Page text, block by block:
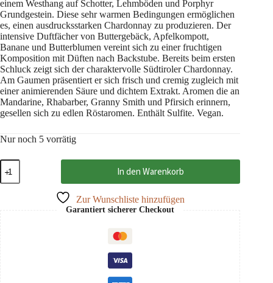
CHF 30.50
CHF 24.40.
einem Westhang auf Schotter, Lehmböden und Porphyr
Grundgestein. Diese sehr warmen Bedingungen ermöglichen
es, einen ausdrucksstarken Chardonnay zu produzieren. Der
intensive Duftfächer von Buttergebäck, Apfelkompott,
Banane und Butterblumen vereint sich zu einer fruchtigen
Komposition mit Düften nach Backstube. Bereits beim ersten
Schluck zeigt sich der charaktervolle Südtiroler Chardonnay.
Am Gaumen präsentiert er sich frisch und cremig zugleich mit
einer animierenden Säure und dichtem Extrakt. Aromen die an
Mandarine, Rhabarber, Granny Smith und Pfirsich erinnern,
gesellen sich zu edlen Röstaromen. Enthält Sulfite. Vegan.
Nur noch 5 vorrätig
Chardonnay
Magdalena
2020
In den Warenkorb
Zur Wunschliste hinzufügen
Garantiert sicherer Checkout